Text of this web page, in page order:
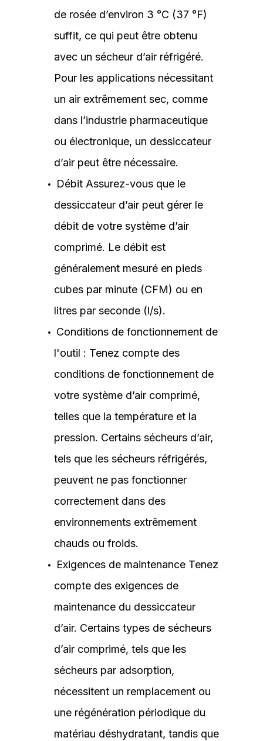
de rosée d’environ 3 °C (37 °F)
suffit, ce qui peut être obtenu
avec un sécheur d’air réfrigéré.
Pour les applications nécessitant
un air extrêmement sec, comme
dans l’industrie pharmaceutique
ou électronique, un dessiccateur
d’air peut être nécessaire.
Débit Assurez-vous que le
dessiccateur d’air peut gérer le
débit de votre système d’air
comprimé. Le débit est
généralement mesuré en pieds
cubes par minute (CFM) ou en
litres par seconde (l/s).
Conditions de fonctionnement de
l'outil : Tenez compte des
conditions de fonctionnement de
votre système d’air comprimé,
telles que la température et la
pression. Certains sécheurs d’air,
tels que les sécheurs réfrigérés,
peuvent ne pas fonctionner
correctement dans des
environnements extrêmement
chauds ou froids.
Exigences de maintenance Tenez
compte des exigences de
maintenance du dessiccateur
d’air. Certains types de sécheurs
d’air comprimé, tels que les
sécheurs par adsorption,
nécessitent un remplacement ou
une régénération périodique du
matériau déshydratant, tandis que